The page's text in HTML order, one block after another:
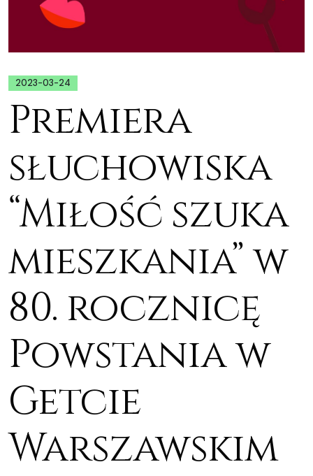
2023-03-24
Premiera
słuchowiska
“Miłość szuka
mieszkania” w
80. rocznicę
Powstania w
Getcie
Warszawskim